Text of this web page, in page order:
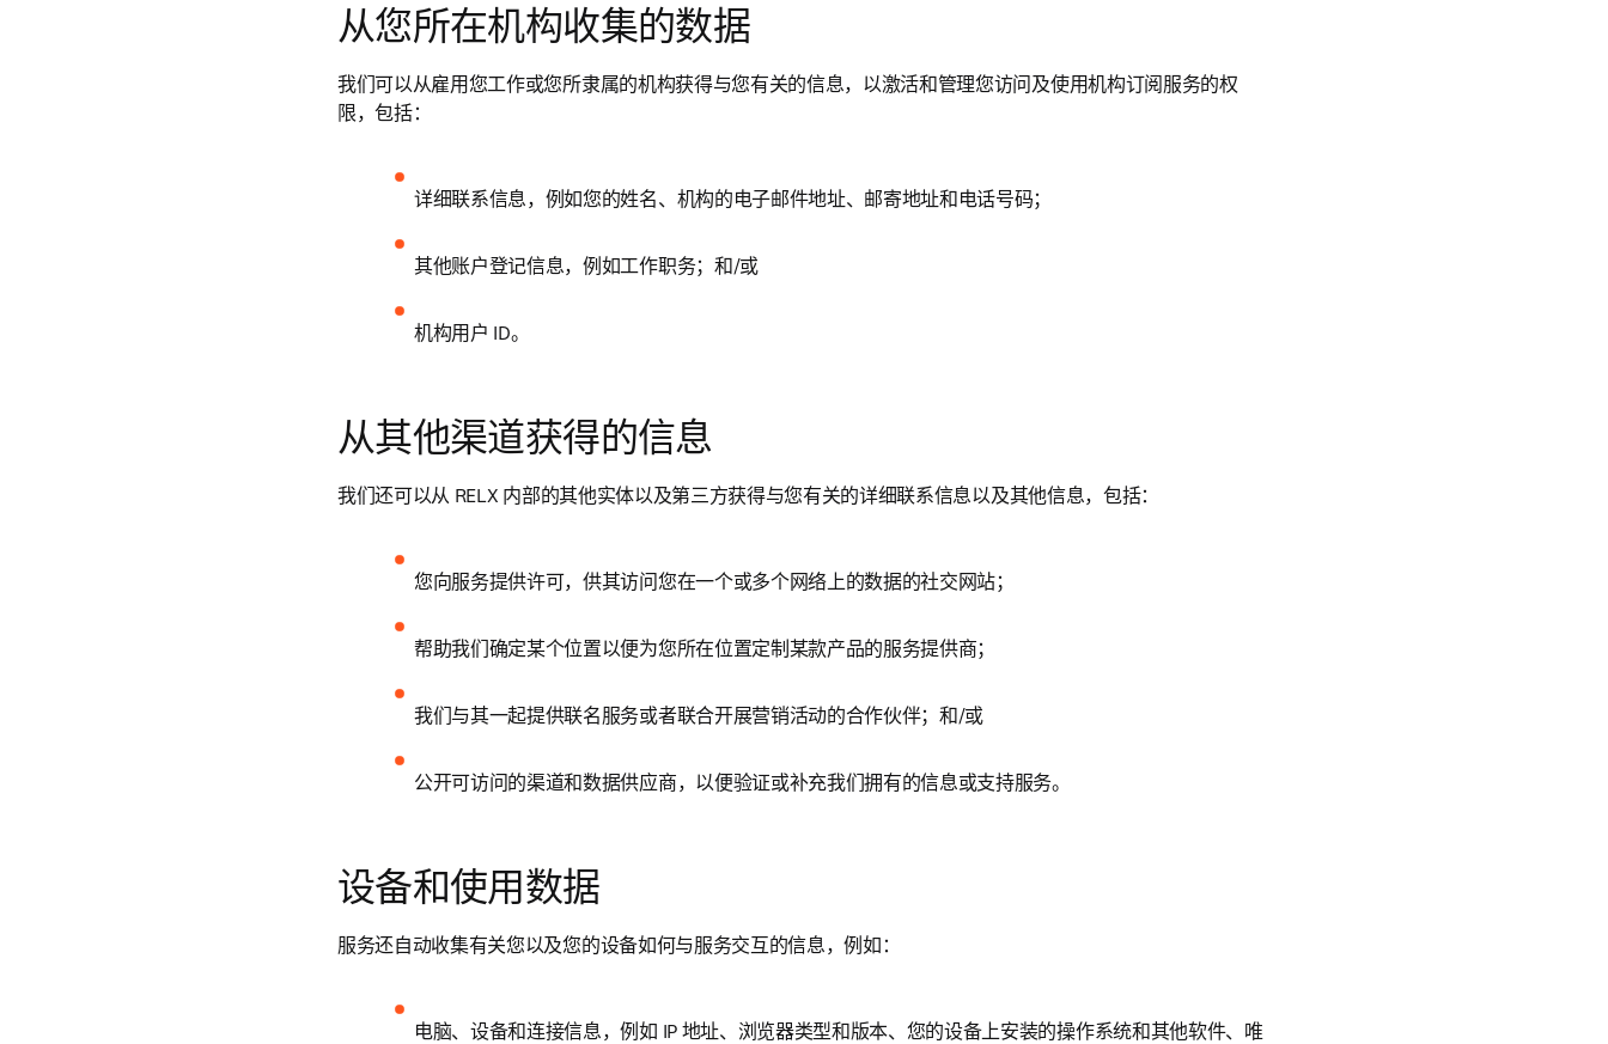
从您所在机构收集的数据
我们可以从雇用您工作或您所隶属的机构获得与您有关的信息，以激活和管理您访问及使用机构订阅服务的权
限，包括：
详细联系信息，例如您的姓名、机构的电子邮件地址、邮寄地址和电话号码；
其他账户登记信息，例如工作职务；和/或
机构用户 ID。
从其他渠道获得的信息
我们还可以从 RELX 内部的其他实体以及第三方获得与您有关的详细联系信息以及其他信息，包括：
您向服务提供许可，供其访问您在一个或多个网络上的数据的社交网站；
帮助我们确定某个位置以便为您所在位置定制某款产品的服务提供商；
我们与其一起提供联名服务或者联合开展营销活动的合作伙伴；和/或
公开可访问的渠道和数据供应商，以便验证或补充我们拥有的信息或支持服务。
设备和使用数据
服务还自动收集有关您以及您的设备如何与服务交互的信息，例如：
电脑、设备和连接信息，例如 IP 地址、浏览器类型和版本、您的设备上安装的操作系统和其他软件、唯